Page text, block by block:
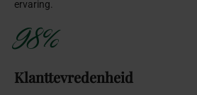
ervaring.
98%
Klanttevredenheid